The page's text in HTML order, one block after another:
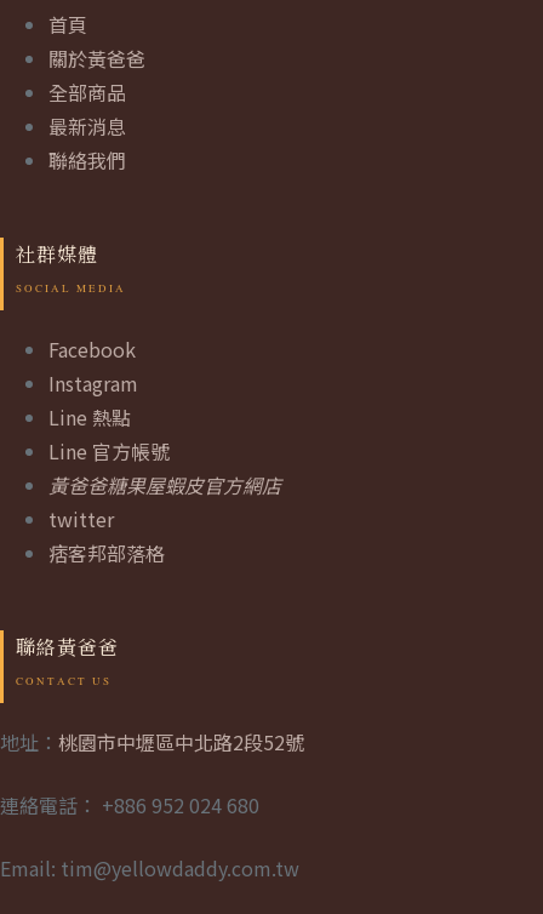
首頁
關於黃爸爸
全部商品
最新消息
聯絡我們
社群媒體
Facebook
Instagram
Line 熱點
Line 官方帳號
黃爸爸糖果屋蝦皮官方網店
twitter
痞客邦部落格
聯絡黃爸爸
地址： 桃園市中壢區中北路2段52號
連絡電話： +886 952 024 680
Email: tim@yellowdaddy.com.tw